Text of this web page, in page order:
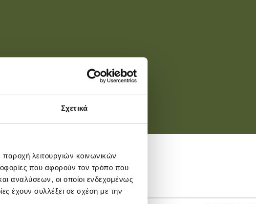
Σχετικά
λειτουργιών κοινωνικών
που αφορούν τον τρόπο που
αναλύσεων, οι οποίοι ενδεχομένως
έχουν συλλέξει σε σχέση με την